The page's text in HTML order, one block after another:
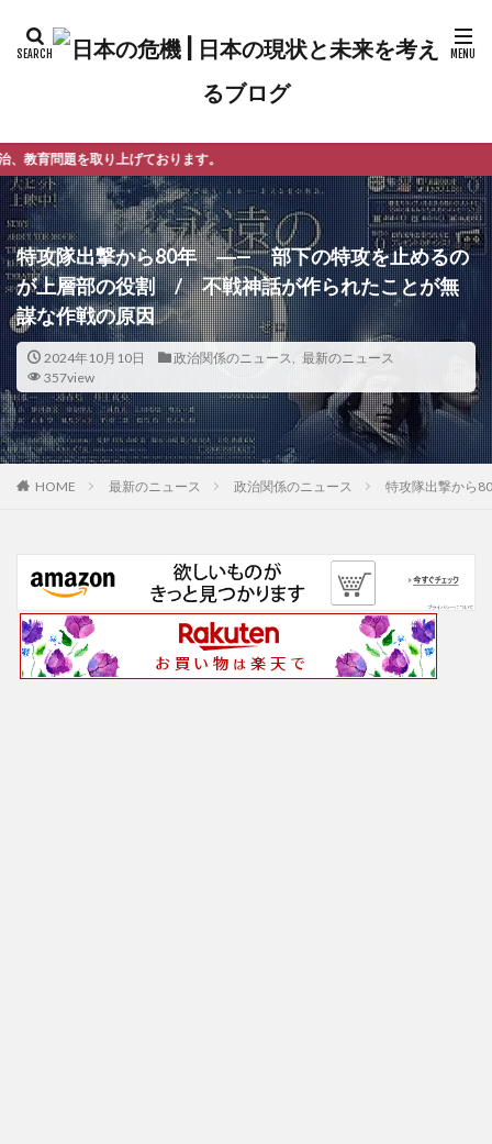
ます。
特攻隊出撃から80年 ―— 部下の特攻を止めるの
が上層部の役割 / 不戦神話が作られたことが無
謀な作戦の原因
2024年10月10日 政治関係のニュース
最新のニュース
357view
HOME 最新のニュース 政治関係のニュース 特攻隊出撃から